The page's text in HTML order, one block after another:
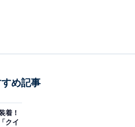
、昭和の時代から定番のお掃除
科の植物で、幹を包んでいる茶
め記事
着！
クイ